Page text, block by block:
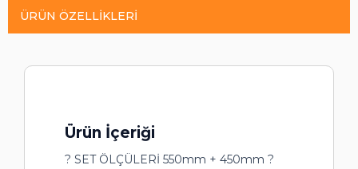
ÜRÜN ÖZELLIKLERI
Ürün İçeriği
? SET ÖLÇÜLERİ 550mm + 450mm ?